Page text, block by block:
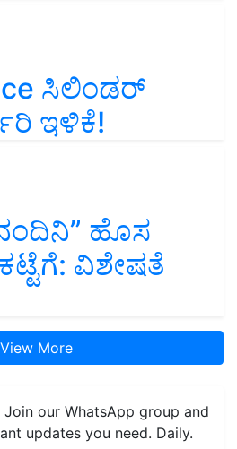
ಸಿಲಿಂಡರ್‌
ಇಳಿಕೆ!
ಹೊಸ
ವಿಶೇಷತೆ
View More
Join our WhatsApp group and
updates you need. Daily.